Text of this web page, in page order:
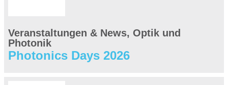
Veranstaltungen & News, Optik und
Photonik
Photonics Days 2026